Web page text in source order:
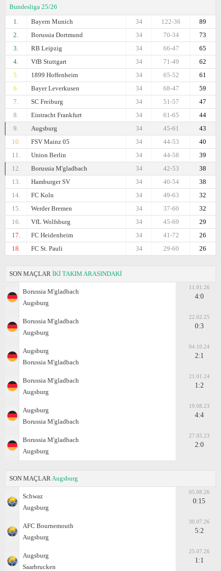
Bundesliga 25/26
1.
Bayern Munich 89
122-36
34
2.
Borussia Dortmund 73
70-34
34
3.
RB Leipzig 65
66-47
34
4.
VfB Stuttgart 62
71-49
34
5.
1899 Hoffenheim 61
65-52
34
6.
Bayer Leverkusen 59
68-47
34
7.
SC Freiburg 47
51-57
34
8.
Eintracht Frankfurt 44
61-65
34
9.
Augsburg 43
45-61
34
10.
FSV Mainz 05 40
44-53
34
11.
Union Berlin 39
44-58
34
12.
Borussia M'gladbach 38
42-53
34
13.
Hamburger SV 38
40-54
34
14.
FC Koln 32
49-63
34
15.
Werder Bremen 32
37-60
34
16.
VfL Wolfsburg 29
45-69
34
17.
FC Heidenheim 26
41-72
34
18.
FC St. Pauli 26
29-60
34
SON MAÇLAR İKİ TAKIM ARASINDAKİ
Borussia M'gladbach
Augsburg
11.01.26
4:0
Borussia M'gladbach
Augsburg
22.02.25
0:3
Augsburg
Borussia M'gladbach
04.10.24
2:1
Borussia M'gladbach
Augsburg
21.01.24
1:2
Augsburg
Borussia M'gladbach
19.08.23
4:4
Borussia M'gladbach
Augsburg
27.05.23
2:0
SON MAÇLAR Augsburg
Schwaz
Augsburg
05.08.26
0:15
AFC Bournemouth
Augsburg
30.07.26
5:2
Augsburg
Saarbrucken
25.07.26
1:1